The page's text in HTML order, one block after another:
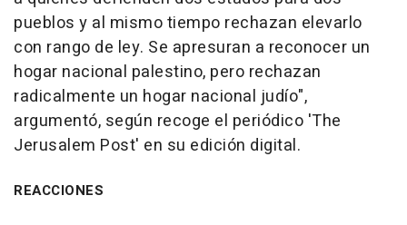
pueblos y al mismo tiempo rechazan elevarlo
con rango de ley. Se apresuran a reconocer un
hogar nacional palestino, pero rechazan
radicalmente un hogar nacional judío",
argumentó, según recoge el periódico 'The
Jerusalem Post' en su edición digital.
REACCIONES